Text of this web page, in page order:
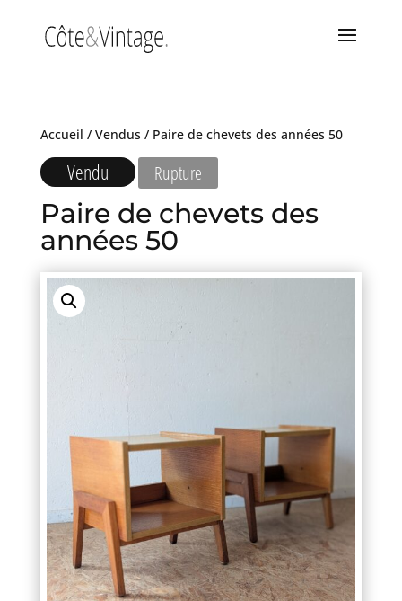
Accueil / Vendus/ Paire de chevets des années 50
Vendu Rupture
Paire de chevets des
années 50